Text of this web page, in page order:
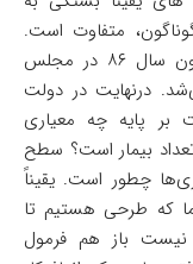
متفاوت است.
مساله دیگر هم تعرفه‌گذاری است. یک قانون سال ۸۶ در مجلس
درنهایت در دولت
بر پایه چه معیاری
بیمار است؟ سطح
چطور است. یقیناً
که طرحی هستیم تا
نیست باز هم فرمول